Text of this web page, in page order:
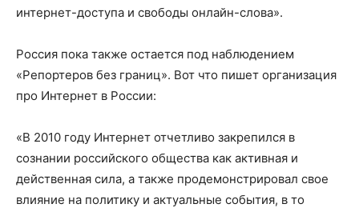
интернет-доступа и свободы онлайн-слова».
Россия пока также остается под наблюдением
«Репортеров без границ». Вот что пишет организация
про Интернет в России:
«В 2010 году Интернет отчетливо закрепился в
сознании российского общества как активная и
действенная сила, а также продемонстрировал свое
влияние на политику и актуальные события, в то